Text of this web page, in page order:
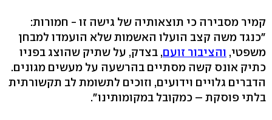
קמיר מסבירה כי תוצאותיה של גישה זו - חמורות:
"כנגד משה קצב הועלו האשמות שלא הועמדו למבחן
משפטי, והציבור זועם, בצדק, על שתיק שהוצג בפניו
כתיק אונס קשה מסתיים בהרשעה על מעשים מגונים.
הדברים גלויים וידועים, וזוכים לתשומת לב תקשורתית
בלתי פוסקת – כמקובל במקומותינו".